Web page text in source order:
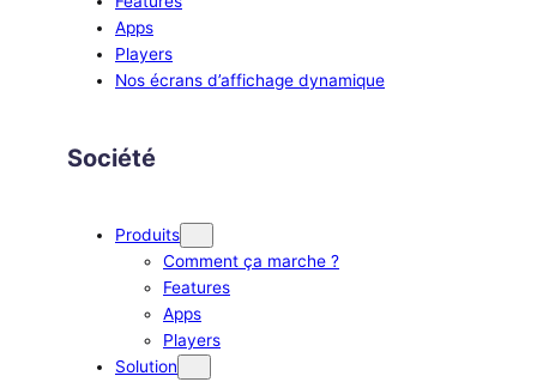
Apps
Players
Nos écrans d’affichage dynamique
Société
Produits
Comment ça marche ?
Features
Apps
Players
Solution